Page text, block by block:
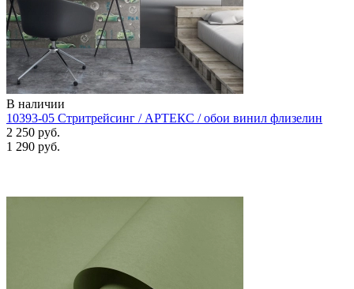
В наличии
10393-05 Стритрейсинг / АРТЕКС / обои винил флизелин
2 250 руб.
1 290 руб.